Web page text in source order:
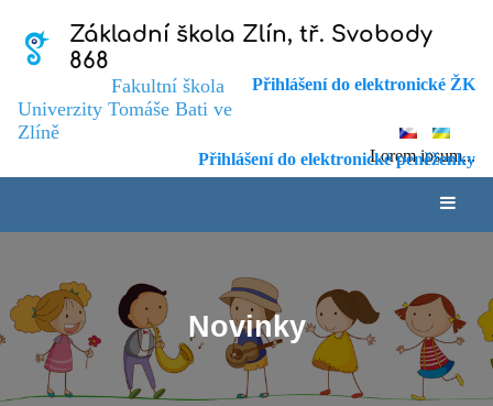
Základní škola Zlín, tř. Svobody
868
Přihlášení do elektronické ŽK
Lorem ipsum...
Fakultní škola
Univerzity Tomáše Bati ve
Zlíně
Přihlášení do elektronické peněženky
Novinky